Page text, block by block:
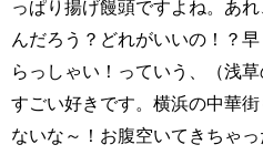
っぱり揚げ饅頭ですよね。あ
んだろう？どれがいいの！？
らっしゃい！っていう、（浅
すごい好きです。横浜の中華
ないな～！お腹空いてきちゃ